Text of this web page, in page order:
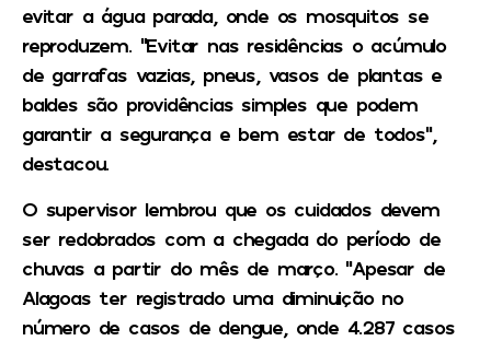
evitar a água parada, onde os mosquitos se
reproduzem. “Evitar nas residências o acúmulo
de garrafas vazias, pneus, vasos de plantas e
baldes são providências simples que podem
garantir a segurança e bem estar de todos”,
destacou.
O supervisor lembrou que os cuidados devem
ser redobrados com a chegada do período de
chuvas a partir do mês de março. “Apesar de
Alagoas ter registrado uma diminuição no
número de casos de dengue, onde 4.287 casos